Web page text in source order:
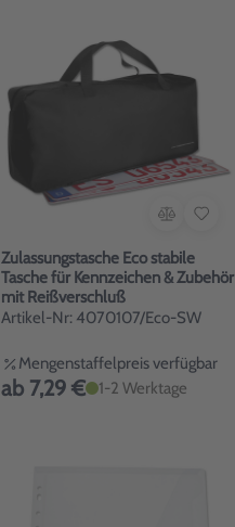
Zulassungstasche Eco stabile
Tasche für Kennzeichen & Zubehör
mit Reißverschluß
Artikel-Nr: 4070107/Eco-SW
Mengenstaffelpreis verfügbar
ab 7,29 € 1-2 Werktage